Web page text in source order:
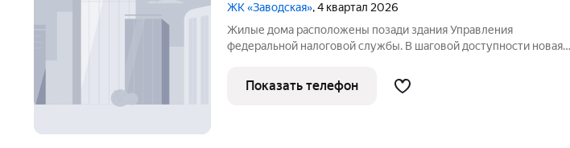
ЖК «Заводская», 4 квартал 2026
Жилые дома расположены позади здания Управления
федеральной налоговой службы. В шаговой доступности новая
также дошкольное учреждение в микрорайоне Монгун. Место
отличается хорошей
Показать телефон